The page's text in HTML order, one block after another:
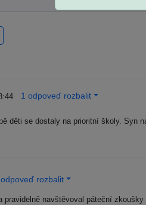
1 odpoveď rozbalit
děti se dostaly na prioritní školy. Syn
rozbalit
pravidelně navštěvoval páteční